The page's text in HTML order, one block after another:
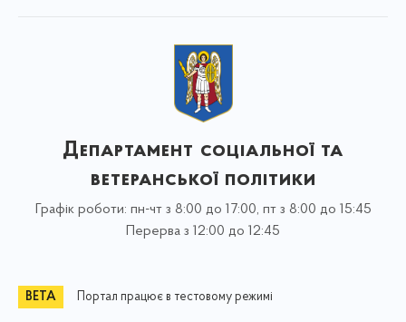
Департамент соціальної та
ветеранської політики
Графік роботи: пн-чт з 8:00 до 17:00, пт з 8:00 до 15:45
Перерва з 12:00 до 12:45
Портал працює в тестовому режимі